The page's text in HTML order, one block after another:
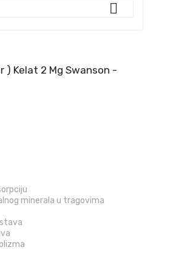

) Kelat 2 Mg Swanson -
minerala u tragovima